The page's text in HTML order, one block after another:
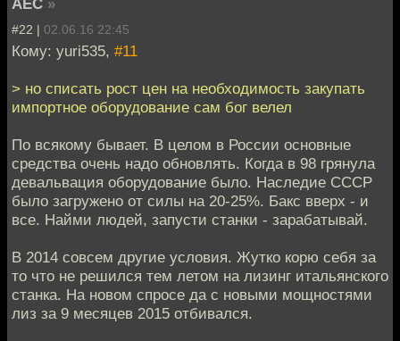
АЕС »
#22 | 02.06.16 22:45
Кому: yuri535, #11
> но списать рост цен на необходимость закупать
импортное оборудование сам бог велел
По всякому бывает. В целом в России основные
средства очень надо обновлять. Когда в 98 грянула
девальвация оборудование было. Наследие СССР
было загружено от силы на 20-25%. Бакс вверх - и
все. Найми людей, запусти станки - зарабатывай.
В 2014 совсем другие условия. Жутко корю себя за
то что не решился тем летом на лизинг итальянского
станка. На новом спросе да с новыми мощностями
лиз за 9 месяцев 2015 отбивался.